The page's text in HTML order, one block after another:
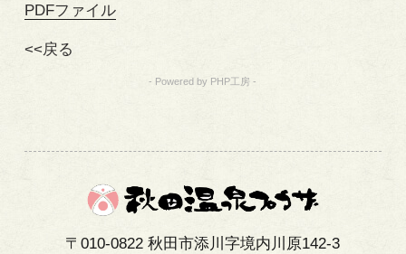
PDFファイル
<<戻る
- Powered by PHP工房 -
〒010-0822 秋田市添川字境内川原142-3